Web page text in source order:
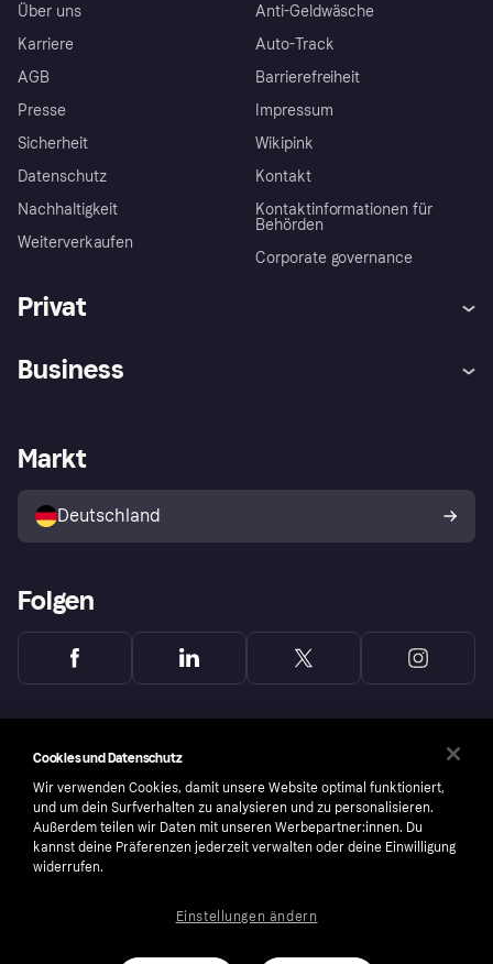
Über uns
Karriere
AGB
Presse
Sicherheit
Datenschutz
Nachhaltigkeit
Weiterverkaufen
Anti-Geldwäsche
Auto-Track
Barrierefreiheit
Impressum
Wikipink
Kontakt
Kontaktinformationen für
Behörden
Corporate governance
Privat
Klarna App
Shops entdecken
Käuferschutzrichtlinie
Dein Widerrufsrecht
Business
Händlerportal
Markt
Deutschland
Folgen
number: 556737-0431
Cookies und Datenschutz
Wir verwenden Cookies, damit unsere Website optimal funktioniert,
und um dein Surfverhalten zu analysieren und zu personalisieren.
Außerdem teilen wir Daten mit unseren Werbepartner:innen. Du
kannst deine Präferenzen jederzeit verwalten oder deine Einwilligung
widerrufen.
Einstellungen ändern